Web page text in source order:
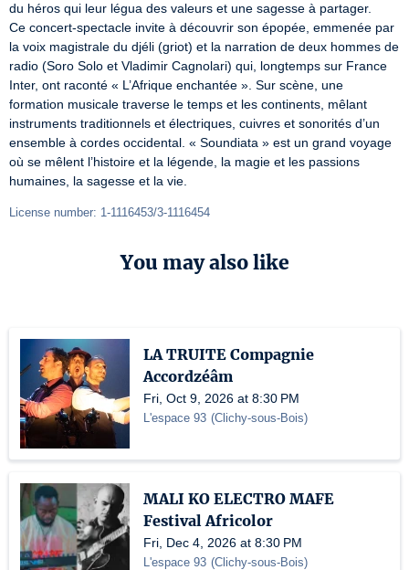
du héros qui leur légua des valeurs et une sagesse à partager.
Ce concert-spectacle invite à découvrir son épopée, emmenée par
la voix magistrale du djéli (griot) et la narration de deux hommes de
radio (Soro Solo et Vladimir Cagnolari) qui, longtemps sur France
Inter, ont raconté « L’Afrique enchantée ». Sur scène, une
formation musicale traverse le temps et les continents, mêlant
instruments traditionnels et électriques, cuivres et sonorités d’un
ensemble à cordes occidental. « Soundiata » est un grand voyage
où se mêlent l’histoire et la légende, la magie et les passions
humaines, la sagesse et la vie.
License number: 1-1116453/3-1116454
You may also like
LA TRUITE Compagnie
Accordzéâm
Fri, Oct 9, 2026 at 8:30 PM
L'espace 93 (Clichy-sous-Bois)
MALI KO ELECTRO MAFE
Festival Africolor
Fri, Dec 4, 2026 at 8:30 PM
L'espace 93 (Clichy-sous-Bois)